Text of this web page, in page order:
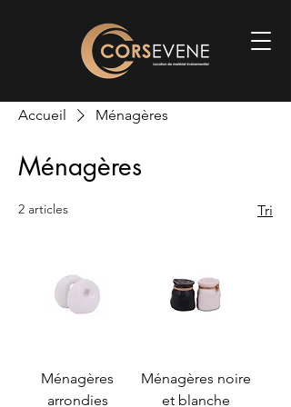
Accueil Ménagères
Ménagères
2 articles Tri
Ménagères
arrondies
Ménagères noire
et blanche